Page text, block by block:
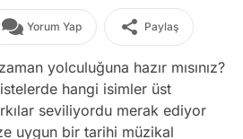
Yorum Yap Paylaş
yolculuğuna hazır mısınız?
hangi isimler üst
seviliyordu merak ediyor
uygun bir tarihi müzikal